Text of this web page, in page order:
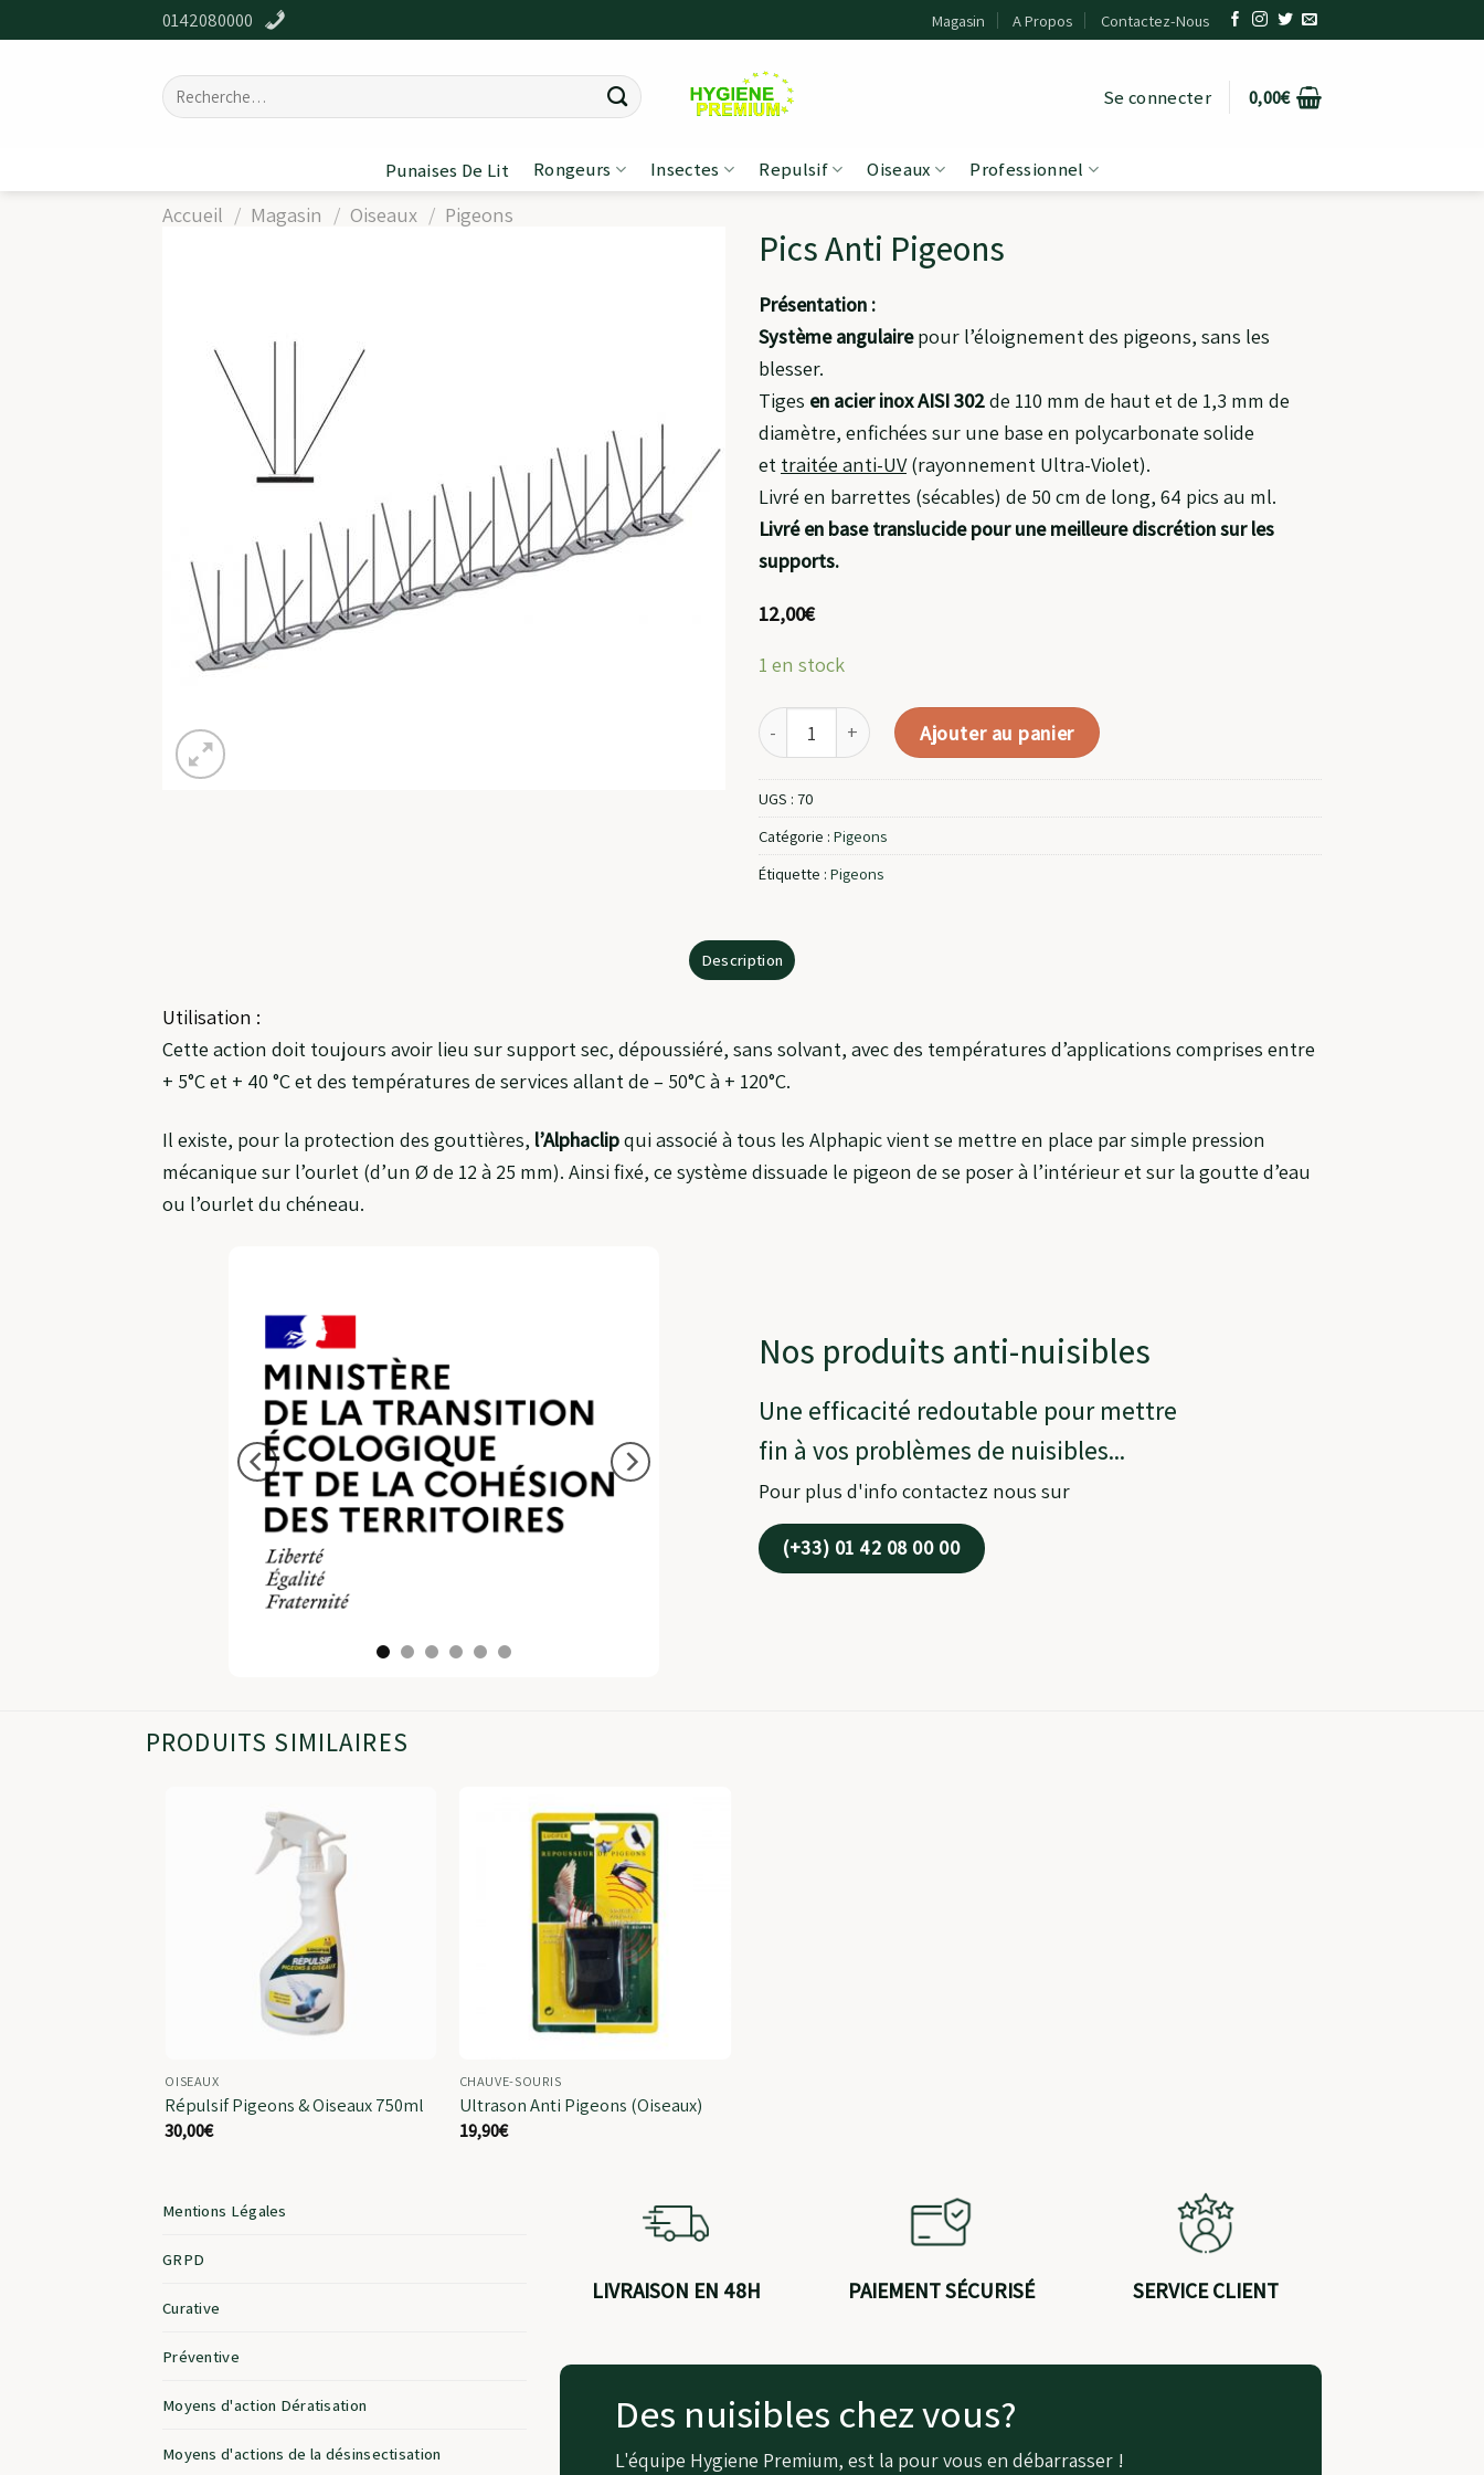
au
0142080000 Magasin A Propos Contactez-Nous
Recherche
pour :
Se connecter 0,00€
Punaises De Lit Rongeurs Insectes Repulsif Oiseaux Professionnel
Accueil / Magasin / Oiseaux / Pigeons
Pics Anti Pigeons
Présentation :
Système angulairepour l’éloignement des pigeons, sans les
blesser.
Tiges en acier inox AISI 302de 110 mm de haut et de 1,3 mm de
diamètre, enfichées sur une base en polycarbonate solide
et traitée anti-UV(rayonnement Ultra-Violet).
Livré en barrettes (sécables) de 50 cm de long, 64 pics au ml.
Livré en base translucide pour une meilleure discrétion sur les
supports.
12,00€
1 en stock
quantité de Pics Anti PigeonsAjouter au panier
UGS : 70
Catégorie : Pigeons
Étiquette : Pigeons
Description
Utilisation :
Cette action doit toujours avoir lieu sur support sec, dépoussiéré, sans solvant, avec des températures d’applications comprises entre
+ 5°C et + 40 °C et des températures de services allant de – 50°C à + 120°C.
Il existe, pour la protection des gouttières, l’Alphaclipqui associé à tous les Alphapic vient se mettre en place par simple pression
mécanique sur l’ourlet (d’un Ø de 12 à 25 mm). Ainsi fixé, ce système dissuade le pigeon de se poser à l’intérieur et sur la goutte d’eau
ou l’ourlet du chéneau.
Nos produits anti-nuisibles
Une efficacité redoutable pour mettre
fin à vos problèmes de nuisibles...
Pour plus d'info contactez nous sur
(+33) 01 42 08 00 00
PRODUITS SIMILAIRES
OISEAUX
Répulsif Pigeons & Oiseaux 750ml
30,00€
CHAUVE-SOURIS
Ultrason Anti Pigeons (Oiseaux)
19,90€
Mentions Légales
GRPD
Curative
Préventive
Moyens d'action Dératisation
Moyens d'actions de la désinsectisation
LIVRAISON EN 48H PAIEMENT SÉCURISÉ SERVICE CLIENT
Des nuisibles chez vous?
L'équipe Hygiene Premium, est la pour vous en débarrasser !